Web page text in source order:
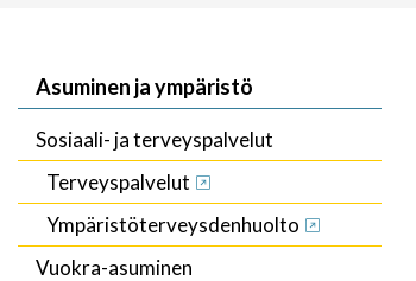
Asuminen ja ympäristö
Sosiaali- ja terveyspalvelut
Terveyspalvelut
Ympäristöterveysdenhuolto
Vuokra-asuminen